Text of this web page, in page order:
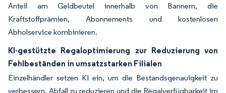
Anteil am Geldbeutel innerhalb von Bannern, die
Kraftstoffprämien, Abonnements und kostenlosen
Abholservice kombinieren.
KI-gestützte Regaloptimierung zur Reduzierung von
Fehlbeständen in umsatzstarken Filialen
Einzelhändler setzen KI ein, um die Bestandsgenauigkeit zu
verbessern, Abfall zu reduzieren und die Regalverfügbarkeit im